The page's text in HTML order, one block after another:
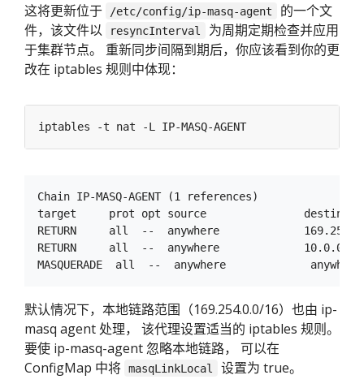
这将更新位于 /etc/config/ip-masq-agent
的一个文
件，该文件以
resyncInterval
为周期定期检查并应用
于集群节点。 重新同步间隔到期后，你应该看到你的更
改在 iptables 规则中体现：
Chain IP-MASQ-AGENT (1 references)
target     prot opt source
RETURN     all  --  anywhere
RETURN     all  --  anywhere
默认情况下，本地链路范围（169.254.0.0/16）也由 ip-
masq agent 处理， 该代理设置适当的 iptables 规则。
要使 ip-masq-agent 忽略本地链路， 可以在
ConfigMap 中将 masqLinkLocal 设置为 true。